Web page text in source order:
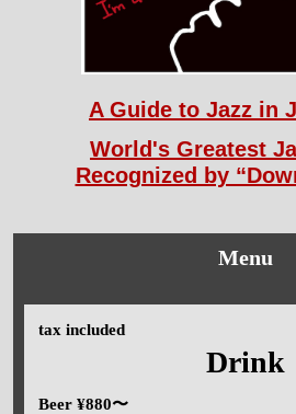
A Guide to Jazz in
World's Greatest
Recognized by
Menu
tax included
Drink
Beer ¥880〜